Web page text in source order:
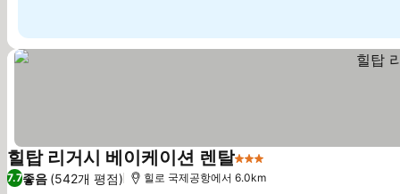
힐탑 리거시 베이케이션 렌탈3 성급
7.7좋음 (542개 평점) 힐로 국제공항에서 6.0km